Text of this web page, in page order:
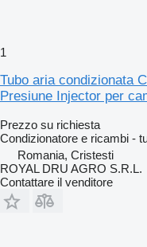
1
Tubo aria condizionata
Presiune Injector per
Prezzo su richiesta
Condizionatore e ricambi -
Romania, Cristesti
ROYAL DRU AGRO S.R.L.
Contattare il venditore